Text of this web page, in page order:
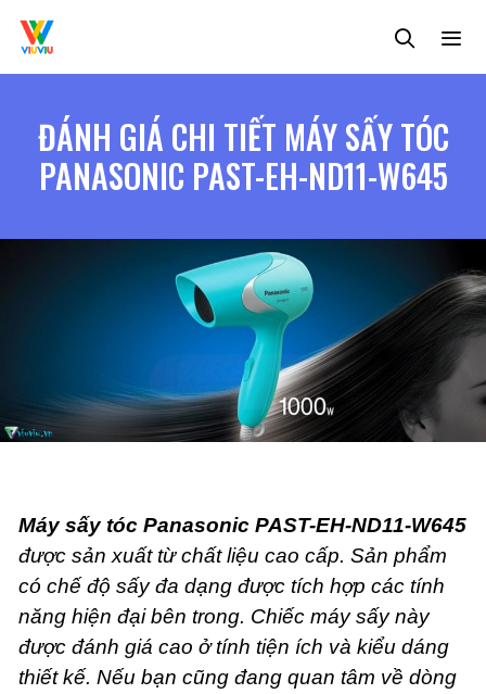
đến
nội
ĐÁNH GIÁ CHI TIẾT MÁY SẤY TÓC
PANASONIC PAST-EH-ND11-W645
Máy sấy tóc Panasonic PAST-EH-ND11-W645
được sản xuất từ chất liệu cao cấp. Sản phẩm
có chế độ sấy đa dạng được tích hợp các tính
năng hiện đại bên trong. Chiếc máy sấy này
được đánh giá cao ở tính tiện ích và kiểu dáng
thiết kế. Nếu bạn cũng đang quan tâm về dòng